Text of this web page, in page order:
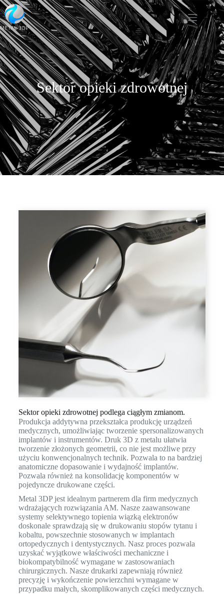
Sektor opieki zdrowotnej
Sektor opieki zdrowotnej podlega ciągłym zmianom.
Produkcja addytywna przekształca produkcję urządzeń
medycznych, umożliwiając tworzenie spersonalizowanych
implantów i instrumentów. Druk 3D z metalu ułatwia
tworzenie złożonych geometrii, co nie jest możliwe przy
użyciu konwencjonalnych technik. Pozwala to na bardziej
anatomiczne dopasowanie i wydajność implantów.
Pozwala również na konsolidację komponentów w
pojedyncze drukowane części.
Metal 3DP jest idealnym partnerem dla firm medycznych
wdrażających rozwiązania AM. Nasze zaawansowane
systemy selektywnego topienia wiązką elektronów
doskonale sprawdzają się w drukowaniu stopów tytanu i
kobaltu, powszechnie stosowanych w implantach
ortopedycznych i dentystycznych. Nasz proces pozwala
uzyskać wyjątkowe właściwości mechaniczne i
biokompatybilność wymagane w zastosowaniach
chirurgicznych. Nasze drukarki zapewniają również
precyzję i wykończenie powierzchni wymagane w
przypadku małych, skomplikowanych części medycznych.